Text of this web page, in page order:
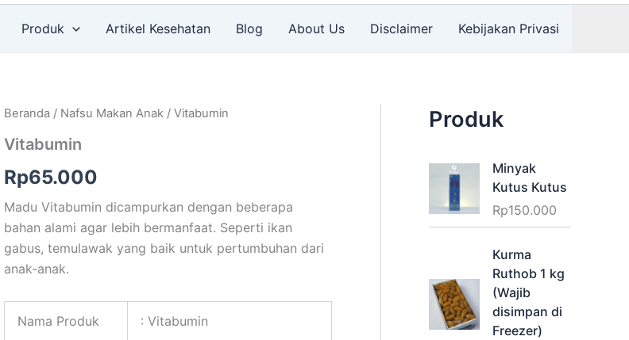
Produk Artikel Kesehatan Blog About Us Disclaimer Kebijakan Privasi
Beranda / Nafsu Makan Anak / Vitabumin
Vitabumin
Rp65.000
Madu Vitabumin dicampurkan dengan beberapa
bahan alami agar lebih bermanfaat. Seperti ikan
gabus, temulawak yang baik untuk pertumbuhan dari
anak-anak.
Nama Produk : Vitabumin
Produk
Minyak
Kutus Kutus
Rp150.000
Kurma
Ruthob 1 kg
(Wajib
disimpan di
Freezer)